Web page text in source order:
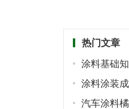
热门文章
涂料基础
涂料涂装
汽车涂料